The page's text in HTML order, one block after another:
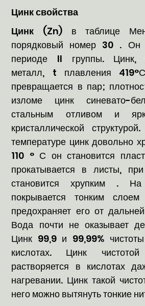
Цинк свойства
Цинк (Zn) в таблице
порядковый номер 30 . Он
периоде II группы. Цинк,
металл, t плавления
превращается в пар;
изломе цинк синевато-
стальным отливом и
кристаллической
температуре цинк довольно
110 ° С он становится
прокатывается в листы,
становится хрупким .
покрывается тонким
предохраняет его от
Вода почти не оказывает
Цинк 99,9 и 99,99% чистоты
кислотах. Цинк
растворяется в кислотах
нагревании. Цинк такой
него можно вытянуть тонкие